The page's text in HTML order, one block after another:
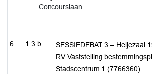
Concourslaan.
1.3.b
SESSIEDEBAT 3 – Heijezaal
RV Vaststelling
Stadscentrum 1 (7766360)